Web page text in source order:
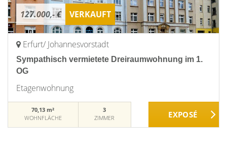
127.000,- € VERKAUFT
Erfurt/ Johannesvorstadt
Sympathisch vermietete Dreiraumwohnung im 1.
OG
Etagenwohnung
70,13 m²
WOHNFLÄCHE
3
ZIMMER